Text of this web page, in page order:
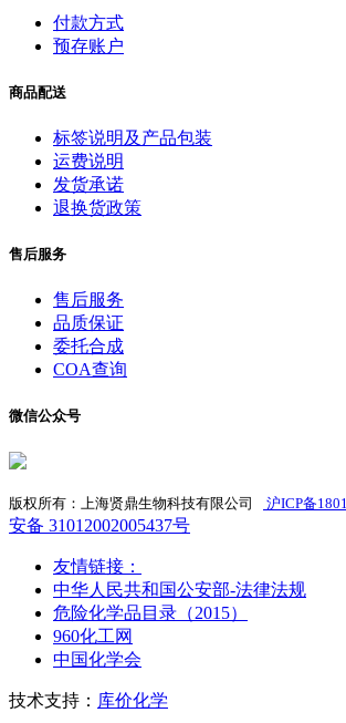
付款方式
预存账户
商品配送
标签说明及产品包装
运费说明
发货承诺
退换货政策
售后服务
售后服务
品质保证
委托合成
COA查询
微信公众号
版权所有：上海贤鼎生物科技有限公司 沪ICP备
安备 31012002005437号
友情链接：
中华人民共和国公安部-法律法规
危险化学品目录（2015）
960化工网
中国化学会
技术支持： 库价化学